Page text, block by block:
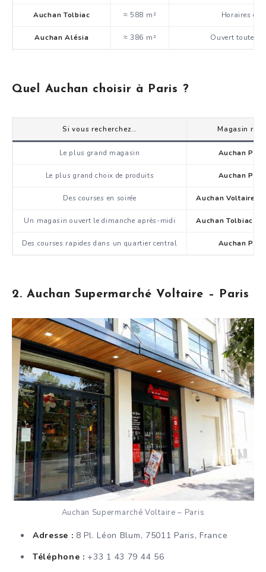
Auchan Tolbiac ≈ 588 m² Horaires
Auchan Alésia ≈ 386 m² Ouvert toute la
Quel Auchan choisir à Paris ?
Si vous recherchez… Magasin
Le plus grand magasin Auchan
Le plus grand choix de produits Auchan
Des courses en soirée Auchan Voltaire
Un magasin ouvert le dimanche après-midi Auchan Tolbiac
Des courses rapides dans un quartier central Auchan
2. Auchan Supermarché Voltaire – Paris
Auchan Supermarché Voltaire – Paris
Adresse : 8 Pl. Léon Blum, 75011 Paris, France
Téléphone : +33 1 43 79 44 56